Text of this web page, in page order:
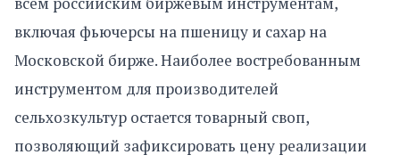
включая фьючерсы на пшеницу и сахар на
Московской бирже. Наиболее востребованным
инструментом для производителей
сельхозкультур остается товарный своп,
позволяющий зафиксировать цену реализации